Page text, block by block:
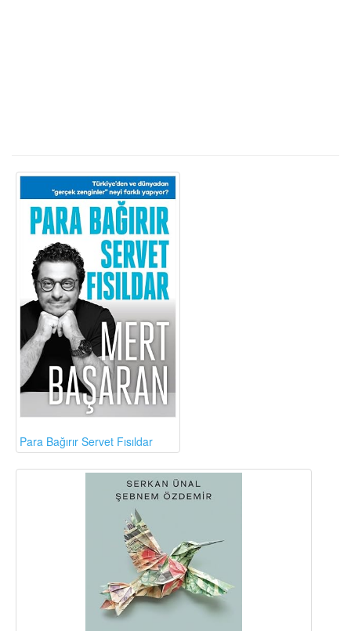
Para Bağırır Servet Fısıldar